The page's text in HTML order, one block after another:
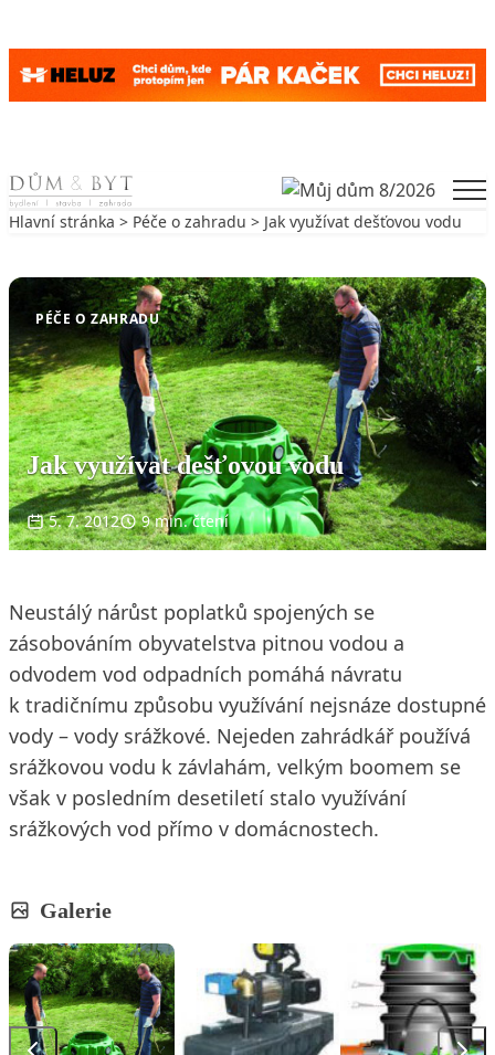
Skip to content
Hlavní stránka > Péče o zahradu > Jak využívat dešťovou vodu
PÉČE O ZAHRADU
Jak využívat dešťovou vodu
5. 7. 2012 9 min. čtení
Neustálý nárůst poplatků spojených se
zásobováním obyvatelstva pitnou vodou a
odvodem vod odpadních pomáhá návratu
k tradičnímu způsobu využívání nejsnáze dostupné
vody – vody srážkové. Nejeden zahrádkář používá
srážkovou vodu k závlahám, velkým boomem se
však v posledním desetiletí stalo využívání
srážkových vod přímo v domácnostech.
Galerie